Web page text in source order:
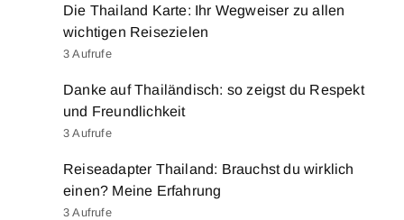
Die Thailand Karte: Ihr Wegweiser zu allen
wichtigen Reisezielen
3 Aufrufe
Danke auf Thailändisch: so zeigst du Respekt
und Freundlichkeit
3 Aufrufe
Reiseadapter Thailand: Brauchst du wirklich
einen? Meine Erfahrung
3 Aufrufe